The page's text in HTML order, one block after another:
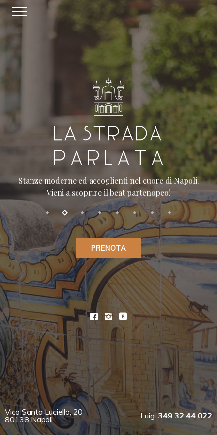
Stanze moderne ed accoglienti nel cuore di Napoli.
Vieni a scoprire il beat partenopeo!
PRENOTA
Vico Santa Luciella, 20
80138 Napoli
Luigi 349 32 44 022